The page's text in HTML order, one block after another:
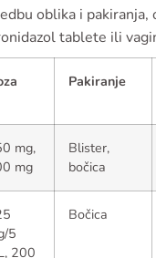
oblika i pakiranja,
tablete ili
Pakiranje
mg,
mg
Blister,
bočica
5
200
Bočica